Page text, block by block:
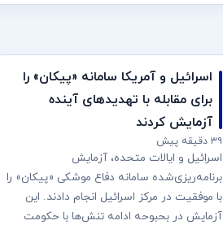
اسرائیل و آمریکا سامانه «پیکان» را
برای مقابله با تهدیدهای آینده
آزمایش کردند
۳۹ دقیقه پیش
اسرائیل و ایالات متحده، آزمایش
برنامه‌ریزی‌شده سامانه دفاع موشکی «پیکان» را
با موفقیت در مرکز اسرائیل انجام دادند. این
آزمایش در بحبوحه ادامه تنش‌ها با حکومت